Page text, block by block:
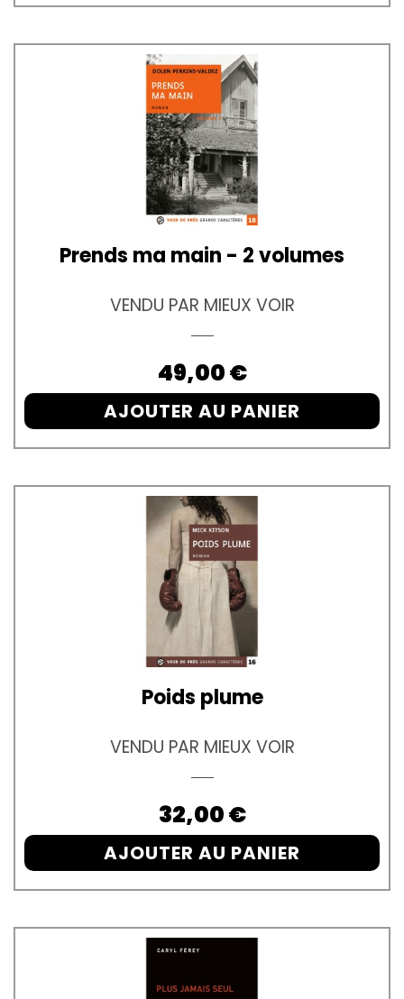
Prends ma main - 2 volumes
VENDU PAR MIEUX VOIR
Prix
49,00 €
AJOUTER AU PANIER
Poids plume
VENDU PAR MIEUX VOIR
Prix
32,00 €
AJOUTER AU PANIER